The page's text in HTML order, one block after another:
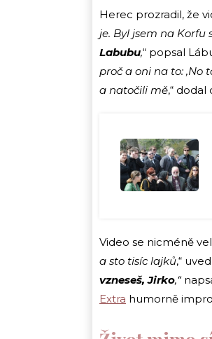
Herec prozradil, že
je. Byl jsem na Korfu
Labubu,“ popsal
proč a oni na to: ‚No
a natočili mě,“
Video se nicméně
a sto tisíc lajků,“
vzneseš, Jirko,“
Extra humorně